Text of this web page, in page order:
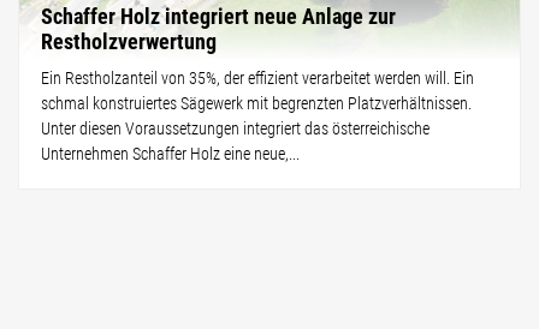
Schaffer Holz integriert neue Anlage zur
Restholzverwertung
Ein Restholzanteil von 35%, der effizient verarbeitet werden will. Ein
schmal konstruiertes Sägewerk mit begrenzten Platzverhältnissen.
Unter diesen Voraussetzungen integriert das österreichische
Unternehmen Schaffer Holz eine neue,...